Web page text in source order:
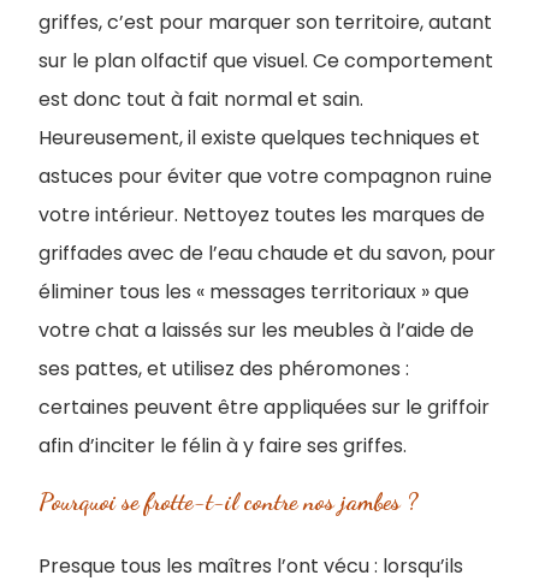
griffes, c’est pour marquer son territoire, autant
sur le plan olfactif que visuel. Ce comportement
est donc tout à fait normal et sain.
Heureusement, il existe quelques techniques et
astuces pour éviter que votre compagnon ruine
votre intérieur. Nettoyez toutes les marques de
griffades avec de l’eau chaude et du savon, pour
éliminer tous les « messages territoriaux » que
votre chat a laissés sur les meubles à l’aide de
ses pattes, et utilisez des phéromones :
certaines peuvent être appliquées sur le griffoir
afin d’inciter le félin à y faire ses griffes.
Pourquoi se frotte-t-il contre nos jambes ?
Presque tous les maîtres l’ont vécu : lorsqu’ils